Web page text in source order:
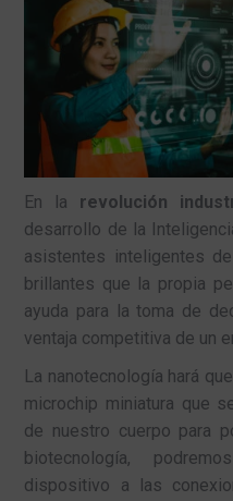
En la revolución
desarrollo de la
asistentes inteligentes
brillantes que la propia
ayuda para la toma de
ventaja competitiva de un
La nanotecnología hará
microchip miniatura que
de nuestro cuerpo para
biotecnología,
dispositivo a las